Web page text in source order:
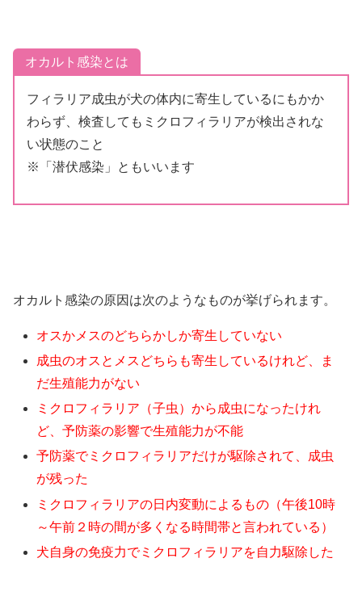
オカルト感染とは
フィラリア成虫が犬の体内に寄生しているにもかか
わらず、検査してもミクロフィラリアが検出されな
い状態のこと
※「潜伏感染」ともいいます
オカルト感染の原因は次のようなものが挙げられます。
オスかメスのどちらかしか寄生していない
成虫のオスとメスどちらも寄生しているけれど、ま
だ生殖能力がない
ミクロフィラリア（子虫）から成虫になったけれ
ど、予防薬の影響で生殖能力が不能
予防薬でミクロフィラリアだけが駆除されて、成虫
が残った
ミクロフィラリアの日内変動によるもの（午後10時
～午前２時の間が多くなる時間帯と言われている）
犬自身の免疫力でミクロフィラリアを自力駆除した